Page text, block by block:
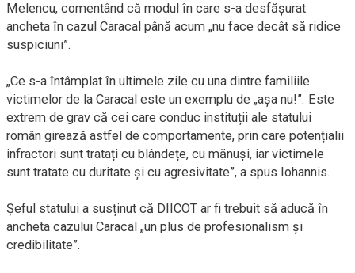
Melencu, comentând că modul în care s-a desfășurat
ancheta în cazul Caracal până acum „nu face decât să ridice
suspiciuni”.
„Ce s-a întâmplat în ultimele zile cu una dintre familiile
victimelor de la Caracal este un exemplu de „așa nu!”. Este
extrem de grav că cei care conduc instituții ale statului
român girează astfel de comportamente, prin care potențialii
infractori sunt tratați cu blândețe, cu mănuși, iar victimele
sunt tratate cu duritate și cu agresivitate”, a spus Iohannis.
Șeful statului a susținut că DIICOT ar fi trebuit să aducă în
ancheta cazului Caracal „un plus de profesionalism și
credibilitate”.